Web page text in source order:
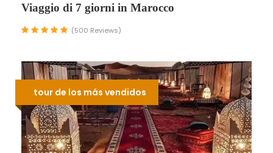
Viaggio di 7 giorni in Marocco
(500 Reviews)
tour de los más vendidos